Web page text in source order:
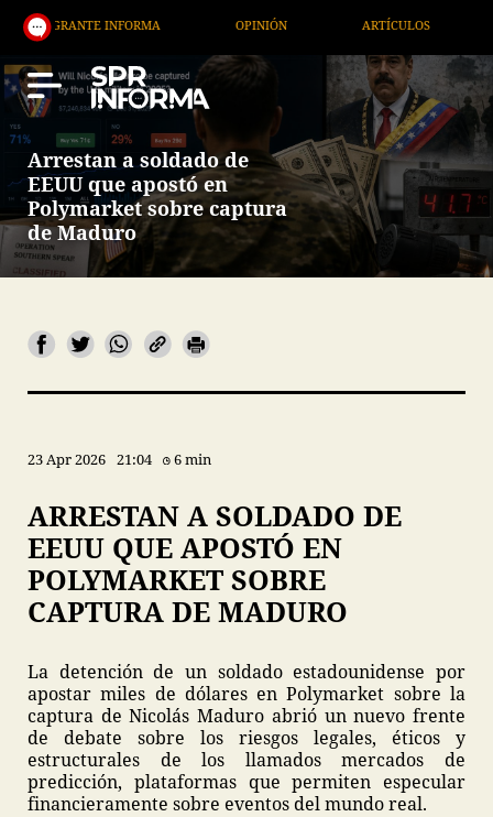
INFORMA OPINIÓN ARTÍCULOS ARTE /
Arrestan a soldado de
EEUU que apostó en
Polymarket sobre captura
de Maduro
23 Apr 2026 21:04 6 min
ARRESTAN A SOLDADO DE
EEUU QUE APOSTÓ EN
POLYMARKET SOBRE
CAPTURA DE MADURO
La detención de un soldado estadounidense por
apostar miles de dólares en Polymarket sobre la
captura de Nicolás Maduro abrió un nuevo frente
de debate sobre los riesgos legales, éticos y
estructurales de los llamados mercados de
predicción, plataformas que permiten especular
financieramente sobre eventos del mundo real.